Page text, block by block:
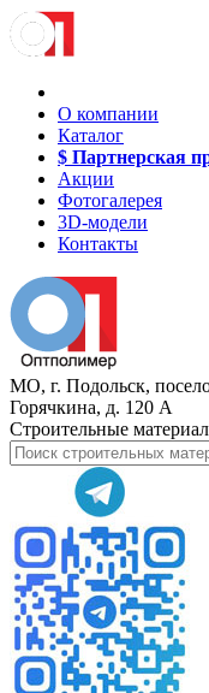
О компании
Каталог
$ Партнерская
Акции
Фотогалерея
3D-модели
Контакты
МО, г. Подольск,
Горячкина, д. 120 А
Строительные